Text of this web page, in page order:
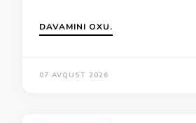
DAVAMINI OXU.
07 AVQUST 2026